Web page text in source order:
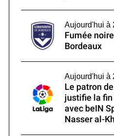
Aujourd'hui à
Fumée
Bordeaux
Aujourd'hui à
Le patron
justifie la
avec beIN
Nasser al-